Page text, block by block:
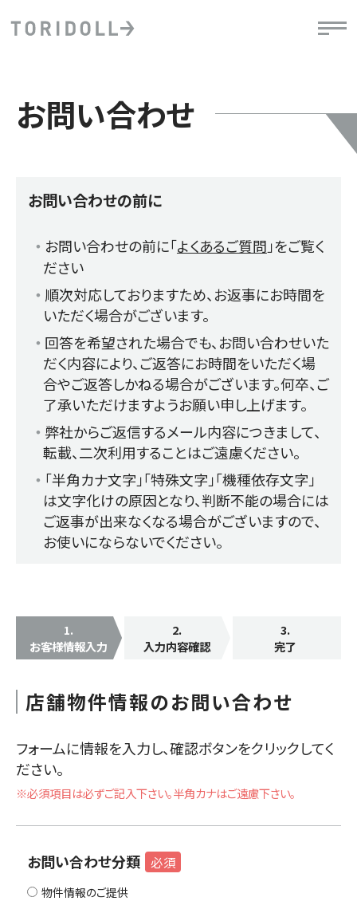
お問い合わせ
お問い合わせの前に
お問い合わせの前に「よくあるご質問 」をご覧く
ださい
順次対応しておりますため、お返事にお時間を
いただく場合がございます。
回答を希望された場合でも、お問い合わせいた
だく内容により、ご返答にお時間をいただく場
合やご返答しかねる場合がございます。何卒、ご
了承いただけますようお願い申し上げます。
弊社からご返信するメール内容につきまして、
転載、二次利用することはご遠慮ください。
「半角カナ文字」「特殊文字」「機種依存文字」
は文字化けの原因となり、判断不能の場合には
ご返事が出来なくなる場合がございますので、
お使いにならないでください。
1.
お客様情報入力
2.
入力内容確認
3.
完了
店舗物件情報のお問い合わせ
フォームに情報を入力し、確認ボタンをクリックしてく
ださい。
※必須項目は必ずご記入下さい。半角カナはご遠慮下さい。
お問い合わせ分類 必須
物件情報のご提供